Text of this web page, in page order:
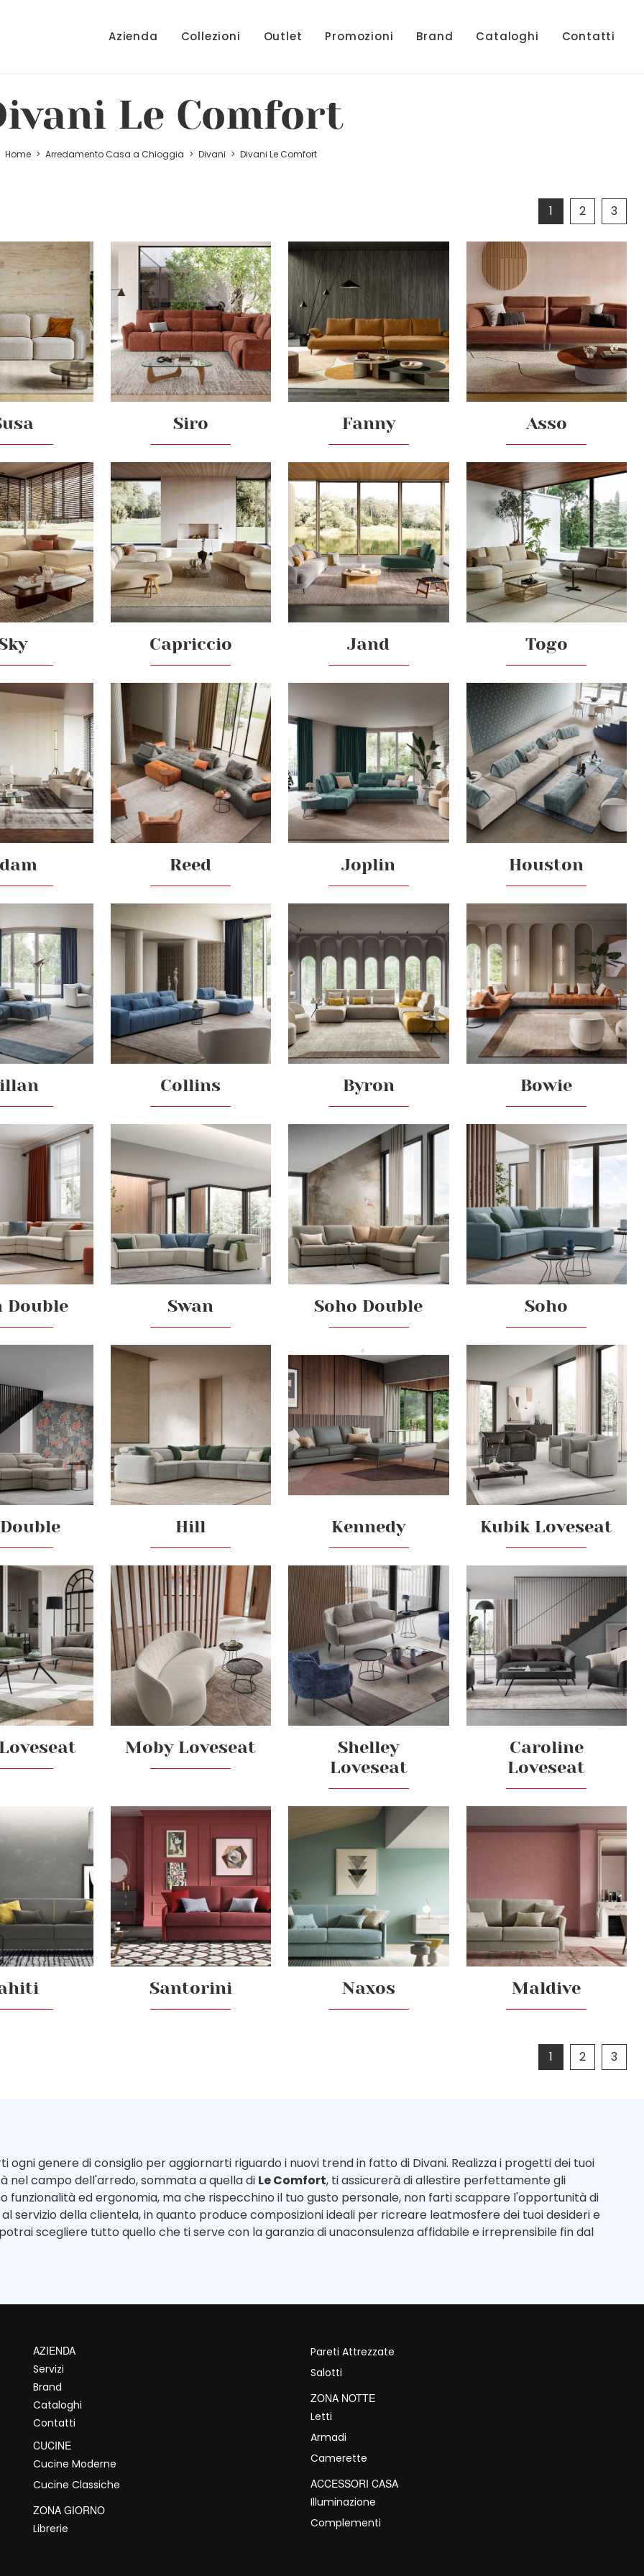
Azienda Collezioni Outlet Promozioni Brand Cataloghi Contatti
Le Comfort
Home > Arredamento Casa a Chioggia > Divani > Divani Le Comfort
1 2 3
Siro Fanny Asso
Capriccio Jand Togo
Reed Joplin Houston
Collins Byron Bowie
Double Swan Soho Double Soho
Hill Kennedy Kubik Loveseat
Moby Loveseat
Shelley
Loveseat
Caroline
Loveseat
Santorini Naxos Maldive
1 2 3
genere di consiglio per aggiornarti riguardo i nuovi trend in fatto di Divani. Realizza i progetti dei tuoi
nel campo dell'arredo, sommata a quella di Le Comfort, ti assicurerà di allestire perfettamente gli
funzionalità ed ergonomia, ma che rispecchino il tuo gusto personale, non farti scappare l'opportunità di
servizio della clientela, in quanto produce composizioni ideali per ricreare leatmosfere dei tuoi desideri e
scegliere tutto quello che ti serve con la garanzia di unaconsulenza affidabile e irreprensibile fin dal
AZIENDA
Servizi
Brand
Cataloghi
Contatti
CUCINE
Cucine Moderne
Cucine Classiche
ZONA GIORNO
Librerie
Pareti Attrezzate
Salotti
ZONA NOTTE
Letti
Armadi
Camerette
ACCESSORI CASA
Illuminazione
Complementi